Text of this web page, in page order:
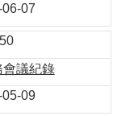
06-07
50
會議紀錄
05-09